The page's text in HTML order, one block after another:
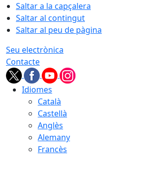
Saltar a la capçalera
Saltar al contingut
Saltar al peu de pàgina
Seu electrònica
Contacte
Idiomes
Català
Castellà
Anglès
Alemany
Francès